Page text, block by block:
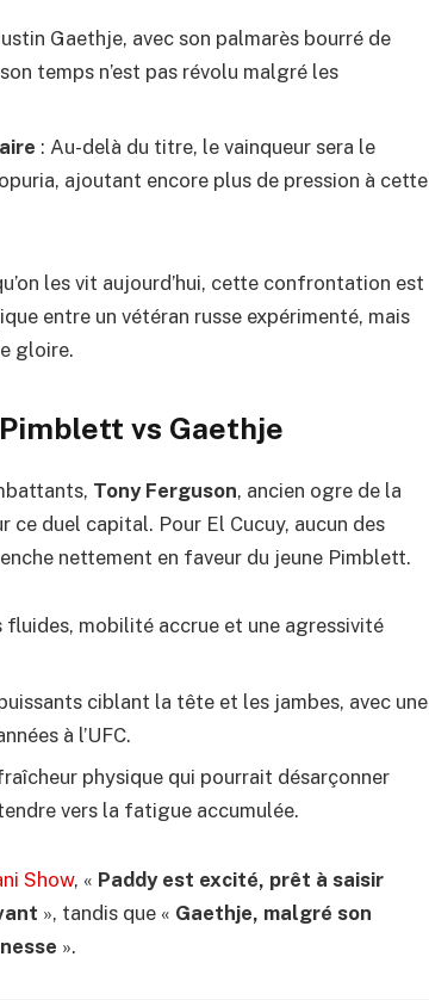
Gaethje, avec son palmarès bourré de
temps n’est pas révolu malgré les
: Au-delà du titre, le vainqueur sera le
ajoutant encore plus de pression à cette
les vit aujourd’hui, cette confrontation est
entre un vétéran russe expérimenté, mais
gloire.
vs Gaethje
Tony Ferguson, ancien ogre de la
duel capital. Pour El Cucuy, aucun des
nettement en faveur du jeune Pimblett.
fluides, mobilité accrue et une agressivité
ciblant la tête et les jambes, avec une
à l’UFC.
physique qui pourrait désarçonner
vers la fatigue accumulée.
Show, « Paddy est excité, prêt à saisir
», tandis que « Gaethje, malgré son
».